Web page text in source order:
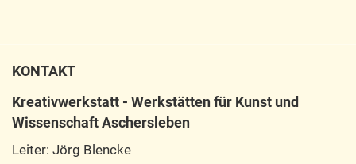
KONTAKT
Kreativwerkstatt - Werkstätten für Kunst und
Wissenschaft Aschersleben
Leiter: Jörg Blencke